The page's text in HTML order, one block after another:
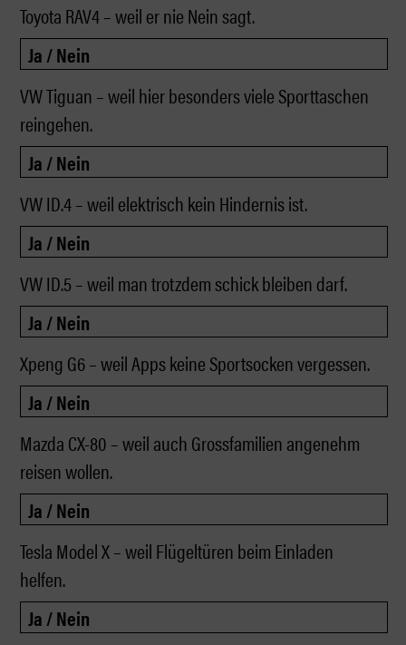
Toyota RAV4 – weil er nie Nein sagt.
VW Tiguan – weil hier besonders viele Sporttaschen
reingehen.
VW ID.4 – weil elektrisch kein Hindernis ist.
VW ID.5 – weil man trotzdem schick bleiben darf.
Xpeng G6 – weil Apps keine Sportsocken vergessen.
Mazda CX-80 – weil auch Grossfamilien angenehm
reisen wollen.
Tesla Model X – weil Flügeltüren beim Einladen
helfen.